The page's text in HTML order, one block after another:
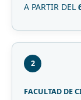
A PARTIR DEL
2
FACULTAD DE